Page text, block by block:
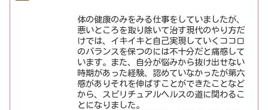
体の健康のみをみる仕事をしていましたが、
悪いところを取り除いて治す現代のやり方だ
けでは、イキイキと自己実現していくココロ
のバランスを保つのには不十分だと痛感して
います。また、自分が悩みから抜け出せない
時期があった経験、認めていなかったが第六
感がありそれを伸ばすことができたことなど
から、スピリチュアルヘルスの道に関わるこ
とになりました。